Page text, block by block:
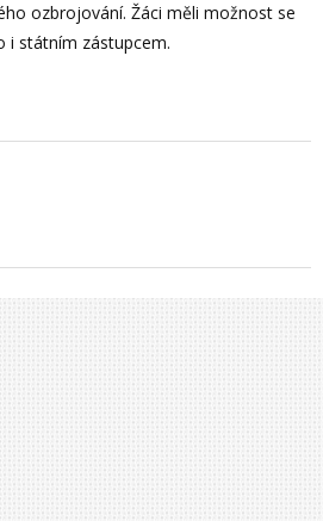
ozbrojování. Žáci měli možnost se
i státním zástupcem.